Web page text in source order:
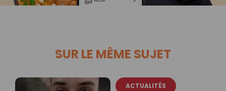
SUR LE MÊME SUJET
ACTUALITÉS